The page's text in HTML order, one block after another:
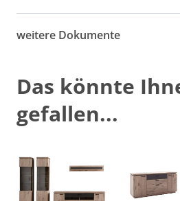
weitere Dokumente
Das könnte
gefallen...